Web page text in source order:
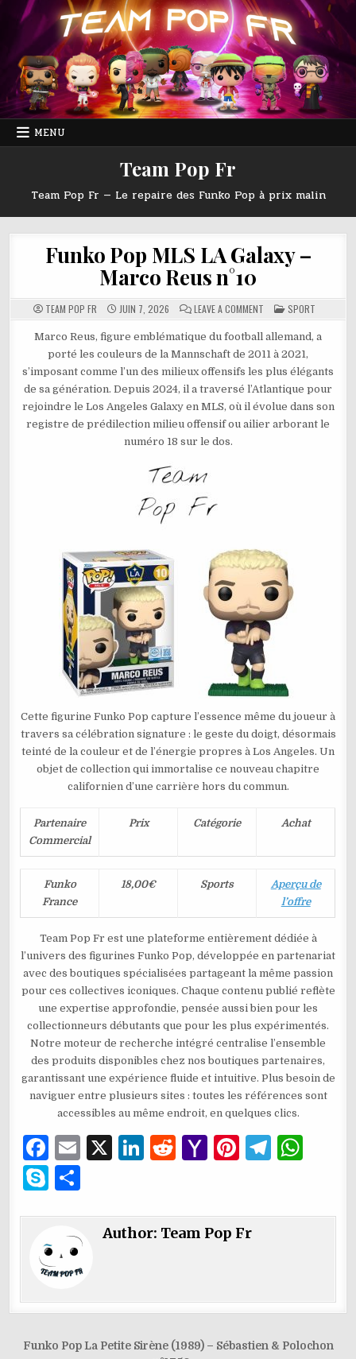
content
MENU
Team Pop Fr
Team Pop Fr — Le repaire des Funko Pop à prix malin
Funko Pop MLS LA Galaxy –
Marco Reus n°10
TEAM POP FR JUIN 7, 2026 LEAVE A COMMENTON
FUNKO
MLS
GALAXY
MARCO
REUS
N°10
POSTED
IN
SPORT
Marco Reus, figure emblématique du football allemand, a
porté les couleurs de la Mannschaft de 2011 à 2021,
s’imposant comme l’un des milieux offensifs les plus élégants
de sa génération. Depuis 2024, il a traversé l’Atlantique pour
rejoindre le Los Angeles Galaxy en MLS, où il évolue dans son
registre de prédilection milieu offensif ou ailier arborant le
numéro 18 sur le dos.
Cette figurine Funko Pop capture l’essence même du joueur à
travers sa célébration signature : le geste du doigt, désormais
teinté de la couleur et de l’énergie propres à Los Angeles. Un
objet de collection qui immortalise ce nouveau chapitre
californien d’une carrière hors du commun.
Partenaire
Commercial
Prix Catégorie Achat
Funko
France
18,00€ Sports
Aperçu de
l’offre
Team Pop Fr est une plateforme entièrement dédiée à
l’univers des figurines Funko Pop, développée en partenariat
avec des boutiques spécialisées partageant la même passion
pour ces collectives iconiques. Chaque contenu publié reflète
une expertise approfondie, pensée aussi bien pour les
collectionneurs débutants que pour les plus expérimentés.
Notre moteur de recherche intégré centralise l’ensemble
des produits disponibles chez nos boutiques partenaires,
garantissant une expérience fluide et intuitive. Plus besoin de
naviguer entre plusieurs sites : toutes les références sont
accessibles au même endroit, en quelques clics.
F
a
c
e
b
o
o
E
l
X
Li
e
R
di
Y
o
ai
Pi
re
T
g s
p
S
p
e
ta
g
er
Author: Team Pop Fr
Navigation
Funko Pop La Petite Sirène (1989) – Sébastien & Polochon